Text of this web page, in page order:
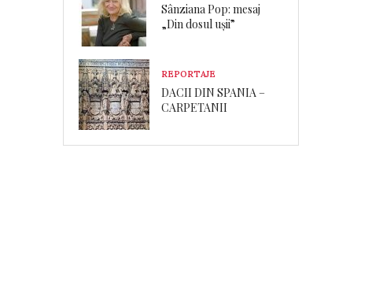
Sânziana Pop: mesaj
„Din dosul ușii”
REPORTAJE
DACII DIN SPANIA –
CARPETANII